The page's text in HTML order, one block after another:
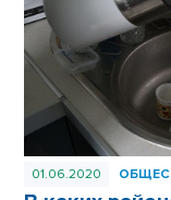
01.06.2020